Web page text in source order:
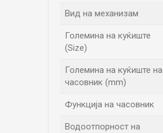
Вид на механизам
Големина на куќиште
(Size)
Големина на куќиште на
часовник (mm)
Функција на часовник
Водоотпорност на